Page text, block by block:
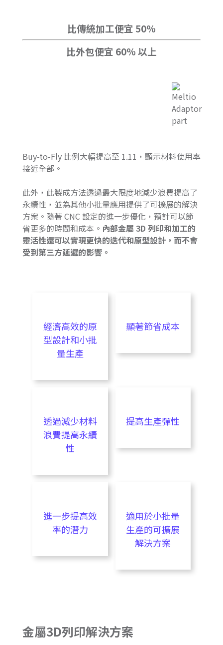
比傳統加工便宜 50%
比外包便宜 60% 以上
Buy-to-Fly 比例大幅提高至 1.11，顯示材料使用率
接近全部。
此外，此製成方法透過最大限度地減少浪費提高了
永續性，並為其他小批量應用提供了可擴展的解決
方案。隨著 CNC 設定的進一步優化，預計可以節
省更多的時間和成本。 內部金屬 3D 列印和加工的
靈活性還可以實現更快的迭代和原型設計，而不會
受到第三方延遲的影響。
經濟高效的原
型設計和小批
量生產
顯著節省成本
透過減少材料
浪費提高永續
性
提高生產彈性
進一步提高效
率的潛力
適用於小批量
生產的可擴展
解決方案
金屬3D列印解決方案